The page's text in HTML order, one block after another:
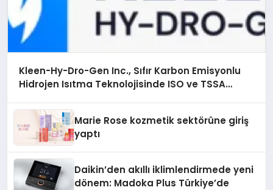
Kleen-Hy-Dro-Gen Inc., Sıfır Karbon Emisyonlu
Hidrojen Isıtma Teknolojisinde ISO ve TSSA
Marie Rose kozmetik sektörüne giriş
yaptı
Daikin’den akıllı iklimlendirmede yeni
dönem: Madoka Plus Türkiye’de